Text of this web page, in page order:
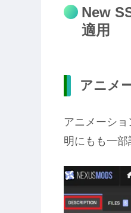
New
適用
アニメ
アニメーショ
明にもも一部